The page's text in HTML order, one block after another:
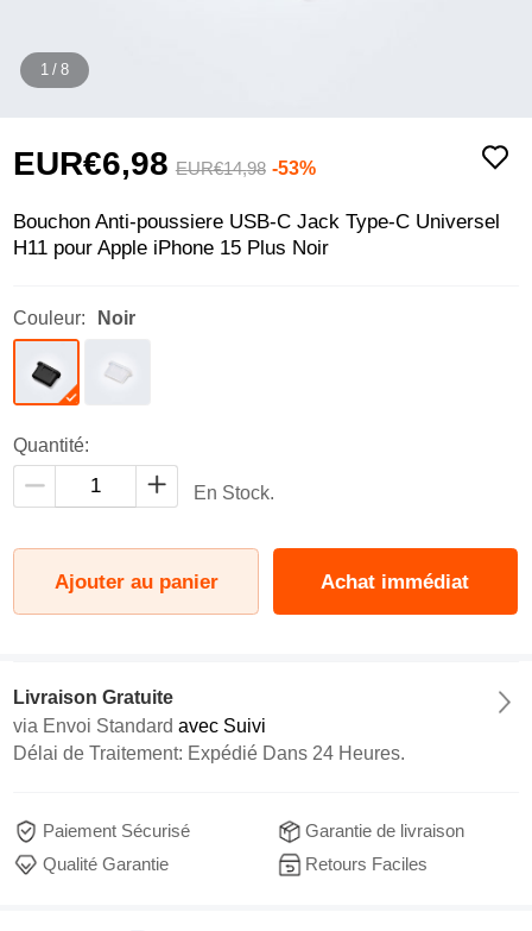
1 / 8
EUR€6,98 EUR€14,98 -53%
Bouchon Anti-poussiere USB-C Jack Type-C Universel
H11 pour Apple iPhone 15 Plus Noir
Couleur: Noir
Quantité:
En Stock.
Ajouter au panier Achat immédiat
Livraison Gratuite
via Envoi Standard avec Suivi
Délai de Traitement: Expédié Dans 24 Heures.
Paiement Sécurisé
Garantie de livraison
Qualité Garantie
Retours Faciles